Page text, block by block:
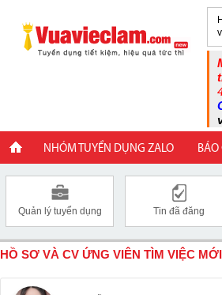
NHÓM TUYỂN DỤNG ZALO BÁO
Quản lý tuyển dụng Tin đã đăng
HỒ SƠ VÀ CV ỨNG VIÊN TÌM VIỆC